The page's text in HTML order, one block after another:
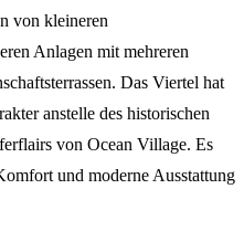
von kleineren
Anlagen mit mehreren
Das Viertel hat
anstelle des historischen
von Ocean Village. Es
und moderne Ausstattung